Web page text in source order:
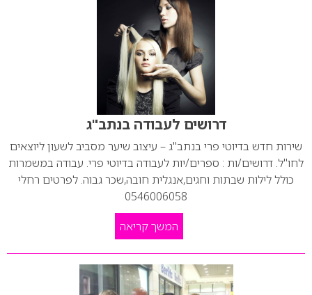
דרושים לעבודה בנתב"ג
שירות חדש בדיוטי פרי בנתב"ג – עיצוב שיער מסביב לשעון ליוצאים
לחו"ל. דרושים/ות : ספרים/יות לעבודה בדיוטי פרי. עבודה במשמרות
כולל לילות שבתות וחגים,אנגלית חובה,שכר גבוה. לפרטים רחלי
0546006058
המשך קריאה